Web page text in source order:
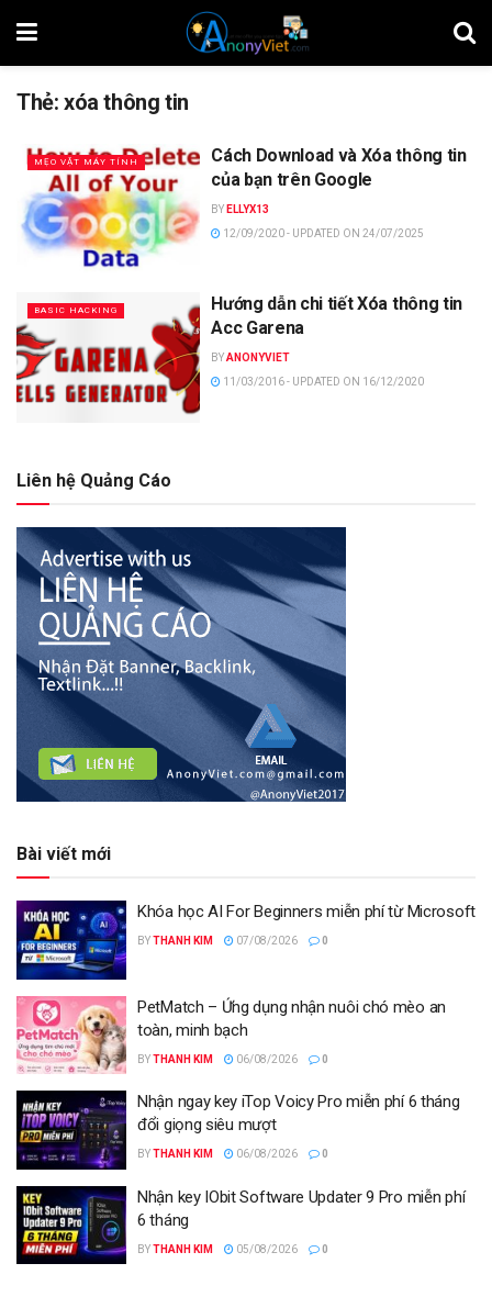
Thẻ:xóa thông tin
MẸO VẶT MÁY TÍNH
Cách Download và Xóa thông tin
của bạn trên Google
BY ELLYX13
12/09/2020 - UPDATED ON 24/07/2025
BASIC HACKING
Hướng dẫn chi tiết Xóa thông tin
Acc Garena
BYANONYVIET
11/03/2016 - UPDATED ON 16/12/2020
Liên hệ Quảng Cáo
Bài viết mới
Khóa học AI For Beginners miễn phí từ Microsoft
BYTHANH KIM 07/08/2026 0
PetMatch – Ứng dụng nhận nuôi chó mèo an
toàn, minh bạch
BYTHANH KIM 06/08/2026 0
Nhận ngay key iTop Voicy Pro miễn phí 6 tháng
đổi giọng siêu mượt
BYTHANH KIM 06/08/2026 0
Nhận key IObit Software Updater 9 Pro miễn phí
6 tháng
BYTHANH KIM 05/08/2026 0